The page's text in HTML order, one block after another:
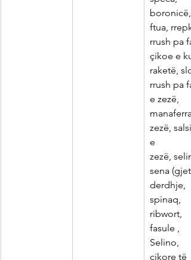
boronicë,
ftua,
rrush pa
çikoe e
raketë,
rrush pa
e zezë,
zezë,
e
zezë,
sena
derdhje,
spinaq,
ribwort,
fasule ,
Selino,
çikore të